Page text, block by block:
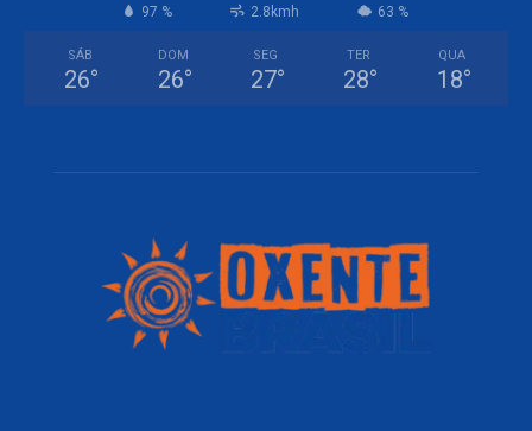
97 % 2.8kmh 63 %
SÁB
26°
DOM
26°
SEG
27°
TER
28°
QUA
18°